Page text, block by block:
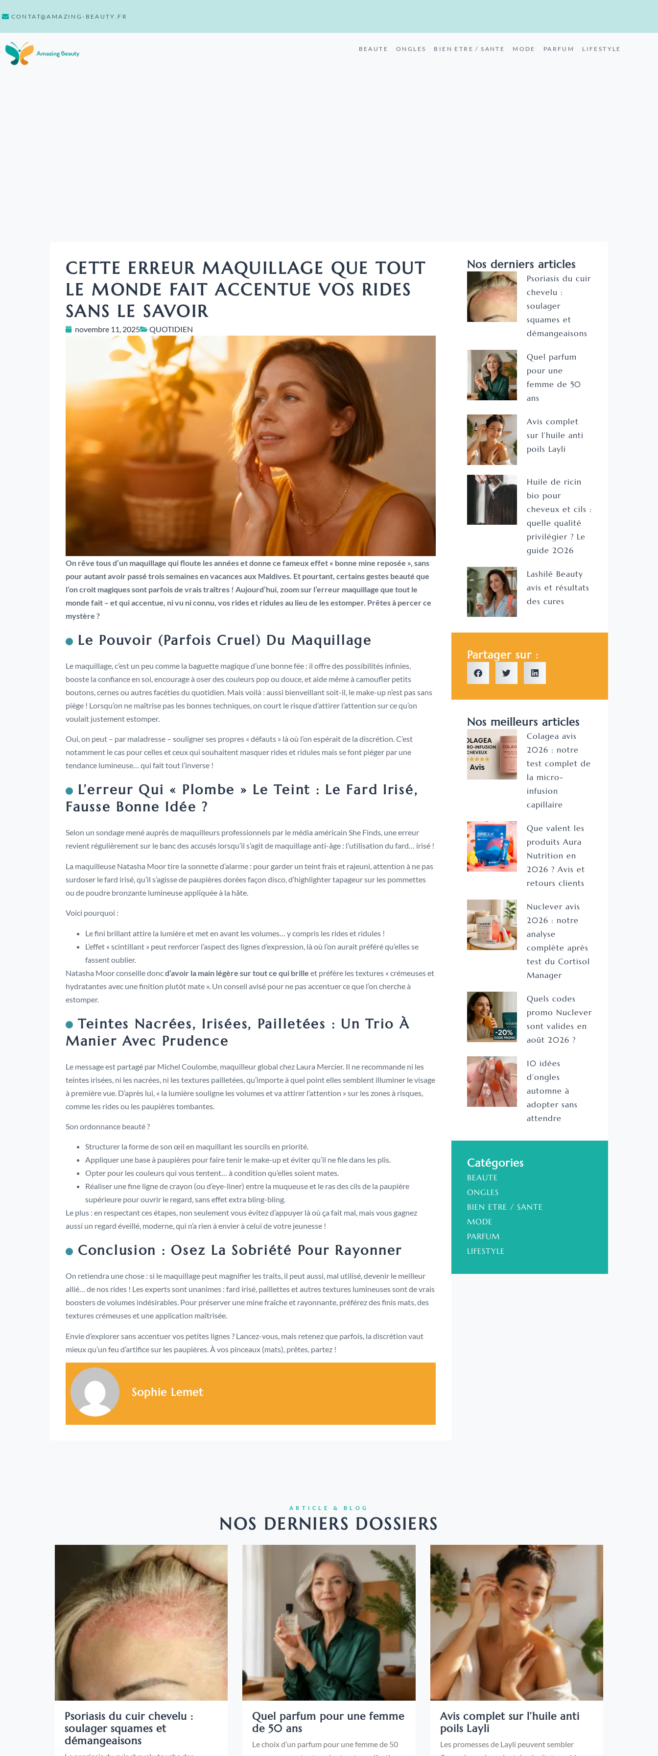
CONTAT@AMAZING-BEAUTY.FR
BEAUTE ONGLES BIEN ETRE / SANTE MODE PARFUM LIFESTYLE
CETTE ERREUR MAQUILLAGE QUE TOUT
LE MONDE FAIT ACCENTUE VOS RIDES
SANS LE SAVOIR
novembre 11, 2025 QUOTIDIEN
On rêve tous d’un maquillage qui floute les années et donne ce fameux effet « bonne mine reposée », sans
pour autant avoir passé trois semaines en vacances aux Maldives. Et pourtant, certains gestes beauté que
l’on croit magiques sont parfois de vrais traîtres ! Aujourd’hui, zoom sur l’erreur maquillage que tout le
monde fait – et qui accentue, ni vu ni connu, vos rides et ridules au lieu de les estomper. Prêtes à percer ce
mystère ?
Le Pouvoir (parfois Cruel) Du Maquillage
Le maquillage, c’est un peu comme la baguette magique d’une bonne fée : il offre des possibilités infinies,
booste la confiance en soi, encourage à oser des couleurs pop ou douce, et aide même à camoufler petits
boutons, cernes ou autres facéties du quotidien. Mais voilà : aussi bienveillant soit-il, le make-up n’est pas sans
piège ! Lorsqu’on ne maîtrise pas les bonnes techniques, on court le risque d’attirer l’attention sur ce qu’on
voulait justement estomper.
Oui, on peut – par maladresse – souligner ses propres « défauts » là où l’on espérait de la discrétion. C’est
notamment le cas pour celles et ceux qui souhaitent masquer rides et ridules mais se font piéger par une
tendance lumineuse… qui fait tout l’inverse !
L’erreur Qui « Plombe » Le Teint : Le Fard Irisé,
Fausse Bonne Idée ?
Selon un sondage mené auprès de maquilleurs professionnels par le média américain She Finds, une erreur
revient régulièrement sur le banc des accusés lorsqu’il s’agit de maquillage anti-âge : l’utilisation du fard… irisé !
La maquilleuse Natasha Moor tire la sonnette d’alarme : pour garder un teint frais et rajeuni, attention à ne pas
surdoser le fard irisé, qu’il s’agisse de paupières dorées façon disco, d’highlighter tapageur sur les pommettes
ou de poudre bronzante lumineuse appliquée à la hâte.
Voici pourquoi :
Le fini brillant attire la lumière et met en avant les volumes… y compris les rides et ridules !
L’effet « scintillant » peut renforcer l’aspect des lignes d’expression, là où l’on aurait préféré qu’elles se
fassent oublier.
Natasha Moor conseille doncd’avoir la main légère sur tout ce qui brille et préfère les textures « crémeuses et
hydratantes avec une finition plutôt mate ». Un conseil avisé pour ne pas accentuer ce que l’on cherche à
estomper.
Teintes Nacrées, Irisées, Pailletées : Un Trio À
Manier Avec Prudence
Le message est partagé par Michel Coulombe, maquilleur global chez Laura Mercier. Il ne recommande ni les
teintes irisées, ni les nacrées, ni les textures pailletées, qu’importe à quel point elles semblent illuminer le visage
à première vue. D’après lui, « la lumière souligne les volumes et va attirer l’attention » sur les zones à risques,
comme les rides ou les paupières tombantes.
Son ordonnance beauté ?
Structurer la forme de son œil en maquillant les sourcils en priorité.
Appliquer une base à paupières pour faire tenir le make-up et éviter qu’il ne file dans les plis.
Opter pour les couleurs qui vous tentent… à condition qu’elles soient mates.
Réaliser une fine ligne de crayon (ou d’eye-liner) entre la muqueuse et le ras des cils de la paupière
supérieure pour ouvrir le regard, sans effet extra bling-bling.
Le plus : en respectant ces étapes, non seulement vous évitez d’appuyer là où ça fait mal, mais vous gagnez
aussi un regard éveillé, moderne, qui n’a rien à envier à celui de votre jeunesse !
Conclusion : Osez La Sobriété Pour Rayonner
On retiendra une chose : si le maquillage peut magnifier les traits, il peut aussi, mal utilisé, devenir le meilleur
allié… de nos rides ! Les experts sont unanimes : fard irisé, paillettes et autres textures lumineuses sont de vrais
boosters de volumes indésirables. Pour préserver une mine fraîche et rayonnante, préférez des finis mats, des
textures crémeuses et une application maîtrisée.
Envie d’explorer sans accentuer vos petites lignes ? Lancez-vous, mais retenez que parfois, la discrétion vaut
mieux qu’un feu d’artifice sur les paupières. À vos pinceaux (mats), prêtes, partez !
Sophie Lemet
Nos derniers articles
Psoriasis du cuir
chevelu :
soulager
squames et
démangeaisons
Quel parfum
pour une
femme de 50
ans
Avis complet
sur l’huile anti
poils Layli
Huile de ricin
bio pour
cheveux et cils :
quelle qualité
privilégier ? Le
guide 2026
Lashilé Beauty
avis et résultats
des cures
Partager sur :
Nos meilleurs articles
Colagea avis
2026 : notre
test complet de
la micro-
infusion
capillaire
Que valent les
produits Aura
Nutrition en
2026 ? Avis et
retours clients
Nuclever avis
2026 : notre
analyse
complète après
test du Cortisol
Manager
Quels codes
promo Nuclever
sont valides en
août 2026 ?
10 idées
d’ongles
automne à
adopter sans
attendre
Catégories
BEAUTE
ONGLES
BIEN ETRE / SANTE
MODE
PARFUM
LIFESTYLE
ARTICLE & BLOG
NOS DERNIERS DOSSIERS
Psoriasis du cuir chevelu :
soulager squames et
démangeaisons
Quel parfum pour une femme
de 50 ans
Le choix d’un parfum pour une femme de 50
Avis complet sur l’huile anti
poils Layli
Les promesses de Layli peuvent sembler